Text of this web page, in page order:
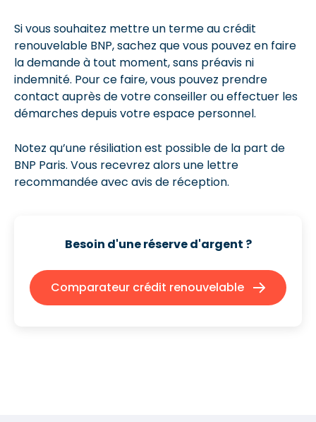
Si vous souhaitez mettre un terme au crédit
renouvelable BNP, sachez que vous pouvez en faire
la demande à tout moment, sans préavis ni
indemnité. Pour ce faire, vous pouvez prendre
contact auprès de votre conseiller ou effectuer les
démarches depuis votre espace personnel.
Notez qu’une résiliation est possible de la part de
BNP Paris. Vous recevrez alors une lettre
recommandée avec avis de réception.
Besoin d'une réserve d'argent ?
Comparateur crédit renouvelable